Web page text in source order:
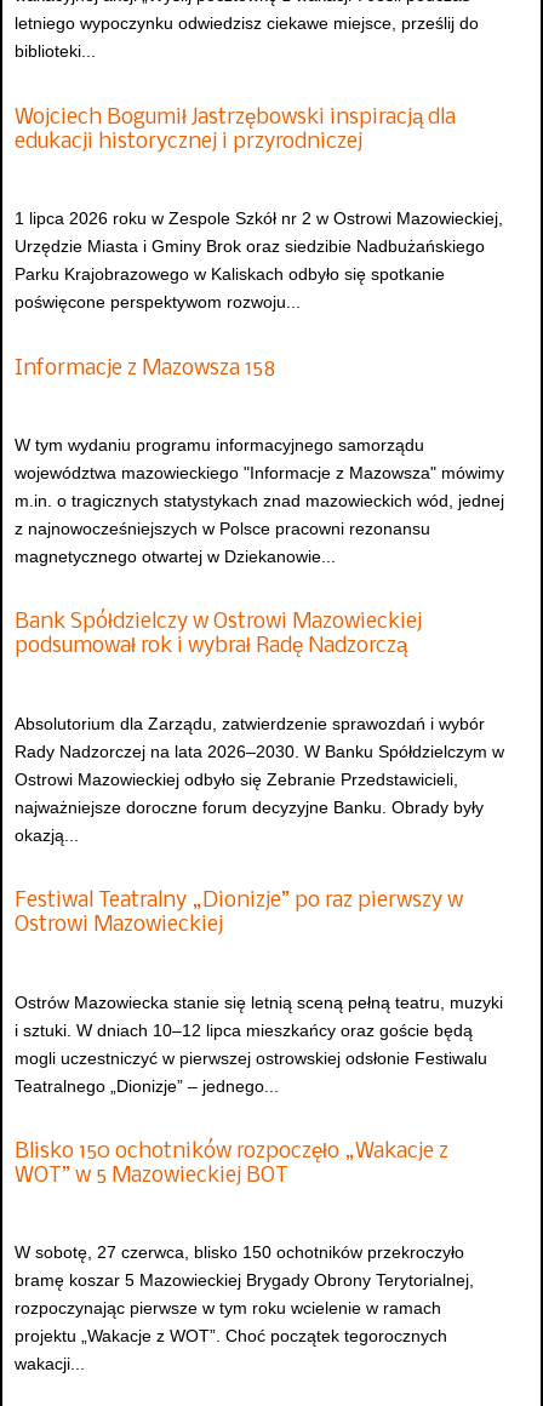
letniego wypoczynku odwiedzisz ciekawe miejsce, prześlij do
biblioteki...
Wojciech Bogumił Jastrzębowski inspiracją dla
edukacji historycznej i przyrodniczej
1 lipca 2026 roku w Zespole Szkół nr 2 w Ostrowi Mazowieckiej,
Urzędzie Miasta i Gminy Brok oraz siedzibie Nadbużańskiego
Parku Krajobrazowego w Kaliskach odbyło się spotkanie
poświęcone perspektywom rozwoju...
Informacje z Mazowsza 158
W tym wydaniu programu informacyjnego samorządu
województwa mazowieckiego "Informacje z Mazowsza" mówimy
m.in. o tragicznych statystykach znad mazowieckich wód, jednej
z najnowocześniejszych w Polsce pracowni rezonansu
magnetycznego otwartej w Dziekanowie...
Bank Spółdzielczy w Ostrowi Mazowieckiej
podsumował rok i wybrał Radę Nadzorczą
Absolutorium dla Zarządu, zatwierdzenie sprawozdań i wybór
Rady Nadzorczej na lata 2026–2030. W Banku Spółdzielczym w
Ostrowi Mazowieckiej odbyło się Zebranie Przedstawicieli,
najważniejsze doroczne forum decyzyjne Banku. Obrady były
okazją...
Festiwal Teatralny „Dionizje” po raz pierwszy w
Ostrowi Mazowieckiej
Ostrów Mazowiecka stanie się letnią sceną pełną teatru, muzyki
i sztuki. W dniach 10–12 lipca mieszkańcy oraz goście będą
mogli uczestniczyć w pierwszej ostrowskiej odsłonie Festiwalu
Teatralnego „Dionizje” – jednego...
Blisko 150 ochotników rozpoczęło „Wakacje z
WOT” w 5 Mazowieckiej BOT
W sobotę, 27 czerwca, blisko 150 ochotników przekroczyło
bramę koszar 5 Mazowieckiej Brygady Obrony Terytorialnej,
rozpoczynając pierwsze w tym roku wcielenie w ramach
projektu „Wakacje z WOT”. Choć początek tegorocznych
wakacji...